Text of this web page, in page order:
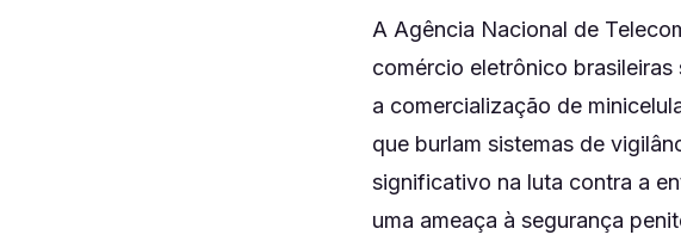
A Agência Nacional de
comércio eletrônico
a comercialização de
que burlam sistemas de
significativo na luta contra a
uma ameaça à segurança